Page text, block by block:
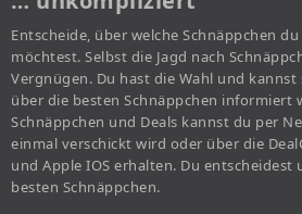
Entscheide, über welche Schnäppchen
möchtest. Selbst die Jagd nach
Vergnügen. Du hast die Wahl und kannst
über die besten Schnäppchen informiert
Schnäppchen und Deals kannst du per
einmal verschickt wird oder über die
und Apple IOS erhalten. Du
besten Schnäppchen.